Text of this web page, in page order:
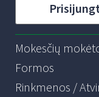
Mokesčių
Formos
Rinkmenos /